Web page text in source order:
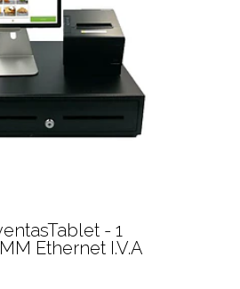
- 1
Ethernet I.V.A